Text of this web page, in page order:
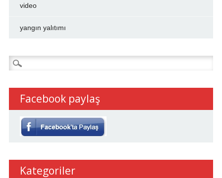
video
yangın yalıtımı
Arama:
Facebook paylaş
Kategoriler